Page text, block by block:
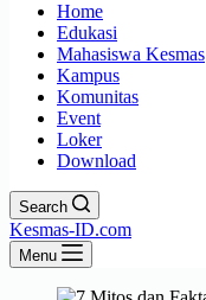
Home
Edukasi
Mahasiswa Kesmas
Kampus
Komunitas
Event
Loker
Download
Search
Kesmas-ID.com
Menu